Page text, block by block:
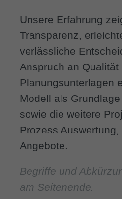
Unsere Erfahrung
Transparenz,
verlässliche
Anspruch an
Planungsunterlagen
Modell als
sowie die weitere
Prozess
Angebote.
Begriffe und
am Seitenende.